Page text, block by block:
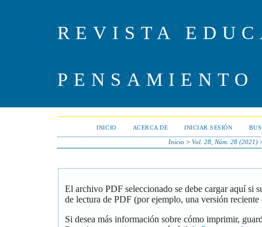
REVISTA
PENSAMIENTO
INICIO ACERCA DE INICIAR SESIÓN
Inicio >Vol. 28, Núm. 28 (2021)
El archivo PDF seleccionado se debe cargar aquí si
de lectura de PDF (por ejemplo, una versión
Si desea más información sobre cómo imprimir,